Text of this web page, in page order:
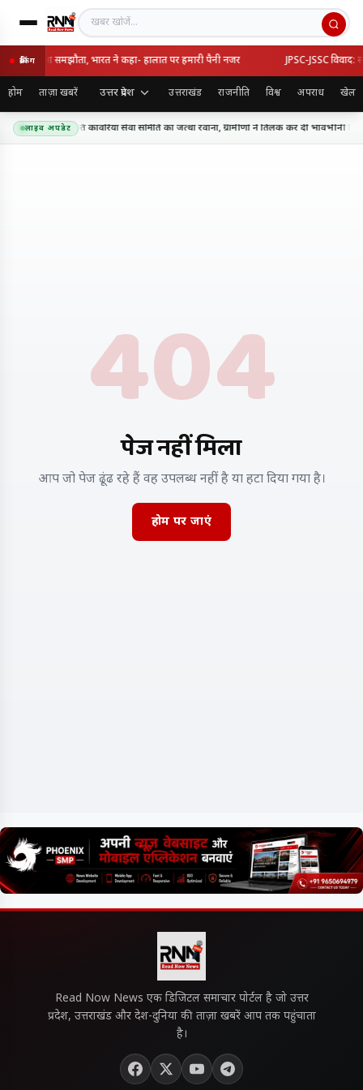
खबर खोजें
ब्रेकिंग
का रक्षा समझौता, भारत ने कहा- हालात पर हमारी पैनी नजर JPSC-JSSC विवाद:
होम ताज़ा खबरें उत्तर प्रदेश उत्तराखंड राजनीति विश्व अपराध खेल
लाइव अपडेट
के लिए शिव शक्ति कांवरिया सेवा समिति का जत्था रवाना, ग्रामीणों ने तिलक कर दी भावभीनी विदाई
404
पेज नहीं मिला
आप जो पेज ढूंढ रहे हैं वह उपलब्ध नहीं है या हटा दिया गया है।
होम पर जाएं
Read Now News एक डिजिटल समाचार पोर्टल है जो उत्तर
प्रदेश, उत्तराखंड और देश-दुनिया की ताज़ा खबरें आप तक पहुंचाता
है।